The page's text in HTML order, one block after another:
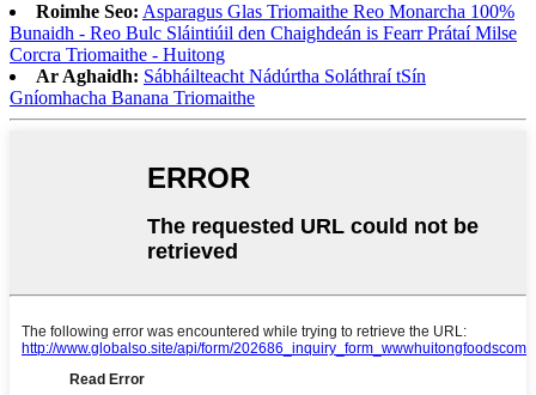
Roimhe Seo: Asparagus Glas Triomaithe Reo Monarcha 100%
Bunaidh - Reo Bulc Sláintiúil den Chaighdeán is Fearr Prátaí Milse
Corcra Triomaithe - Huitong
Ar Aghaidh: Sábháilteacht Nádúrtha Soláthraí tSín
Gníomhacha Banana Triomaithe